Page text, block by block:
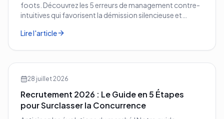
foots. Découvrez les 5 erreurs de management contre-
intuitives qui favorisent la démission silencieuse et
Lire l'article
28 juillet 2026
Recrutement 2026 : Le Guide en 5 Étapes
pour Surclasser la Concurrence